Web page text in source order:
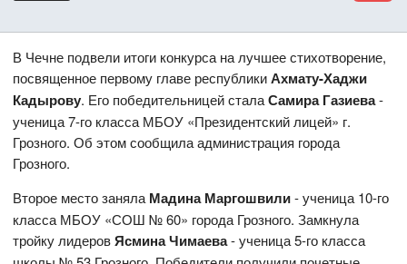
В Чечне подвели итоги конкурса на лучшее стихотворение,
посвященное первому главе республикиАхмату-Хаджи
Кадырову. Его победительницей сталаСамира Газиева-
ученица 7-го класса МБОУ «Президентский лицей» г.
Грозного. Об этом сообщила администрация города
Грозного.
Второе место занялаМадина Маргошвили- ученица 10-го
класса МБОУ «СОШ № 60» города Грозного. Замкнула
тройку лидеровЯсмина Чимаева- ученица 5-го класса